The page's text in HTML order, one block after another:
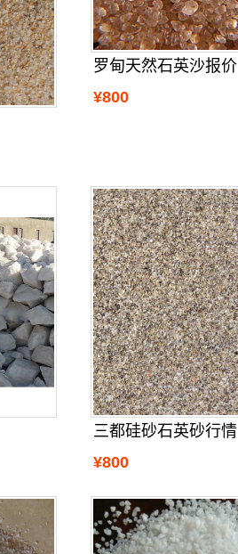
罗甸天然石英沙报价
¥800
三都硅砂石英砂行情
¥800